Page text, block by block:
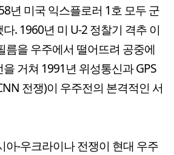
년 미국 익스플로러 1호 모두 군
. 1960년 미 U-2 정찰기 격추 이
름을 우주에서 떨어뜨려 공중에
거쳐 1991년 위성통신과 GPS
전쟁)이 우주전의 본격적인 서
아-우크라이나 전쟁이 현대 우주